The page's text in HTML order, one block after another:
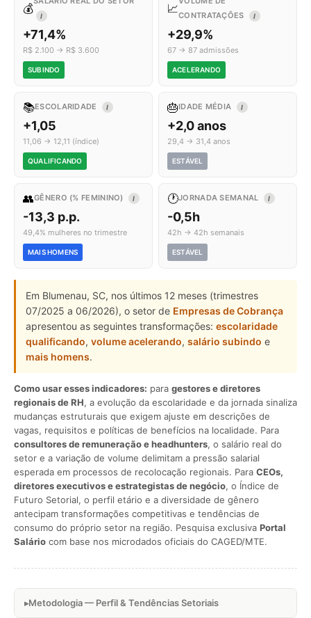
💰
I
+71,4%
R$ 2.100 → R$ 3.600
SUBINDO
📈CONTRATAÇÕES
I
+29,9%
67 → 87 admissões
ACELERANDO
📚ESCOLARIDADE I
+1,05
11,06 → 12,11 (índice)
QUALIFICANDO
🎂IDADE MÉDIA I
+2,0 anos
29,4 → 31,4 anos
ESTÁVEL
👥GÊNERO (% FEMININO) I
-13,3 p.p.
49,4% mulheres no trimestre
MAIS HOMENS
🕐JORNADA SEMANAL I
-0,5h
42h → 42h semanais
ESTÁVEL
Em Blumenau, SC, nos últimos 12 meses (trimestres
07/2025 a 06/2026), o setor de Empresas de Cobrança
apresentou as seguintes transformações: escolaridade
qualificando, volume acelerando, salário subindo e
mais homens.
Como usar esses indicadores: para gestores e diretores
regionais de RH, a evolução da escolaridade e da jornada sinaliza
mudanças estruturais que exigem ajuste em descrições de
vagas, requisitos e políticas de benefícios na localidade. Para
consultores de remuneração e headhunters, o salário real do
setor e a variação de volume delimitam a pressão salarial
esperada em processos de recolocação regionais. Para CEOs,
diretores executivos e estrategistas de negócio, o Índice de
Futuro Setorial, o perfil etário e a diversidade de gênero
antecipam transformações competitivas e tendências de
consumo do próprio setor na região. Pesquisa exclusiva Portal
Salário com base nos microdados oficiais do CAGED/MTE.
Metodologia — Perfil & Tendências Setoriais